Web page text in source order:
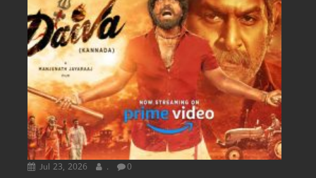
Jul 23, 2026 . 0